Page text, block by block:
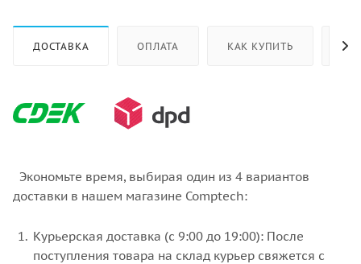
ДОСТАВКА ОПЛАТА КАК КУПИТЬ
Экономьте время, выбирая один из 4 вариантов
доставки в нашем магазине Comptech:
Курьерская доставка (с 9:00 до 19:00): После
поступления товара на склад курьер свяжется с